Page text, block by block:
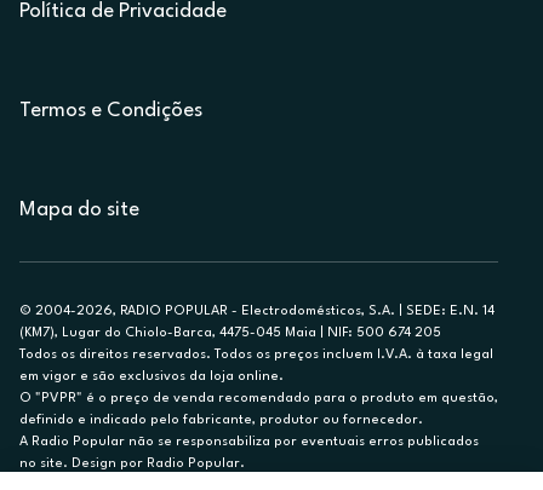
Política de Privacidade
Termos e Condições
Mapa do site
© 2004-2026, RADIO POPULAR - Electrodomésticos, S.A. | SEDE: E.N. 14
(KM7), Lugar do Chiolo-Barca, 4475-045 Maia | NIF: 500 674 205
Todos os direitos reservados. Todos os preços incluem I.V.A. à taxa legal
em vigor e são exclusivos da loja online.
O "PVPR" é o preço de venda recomendado para o produto em questão,
definido e indicado pelo fabricante, produtor ou fornecedor.
A Radio Popular não se responsabiliza por eventuais erros publicados
no site. Design por Radio Popular.